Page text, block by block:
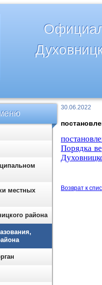
30.06.2022
Порядка
Возврат к
местных
района